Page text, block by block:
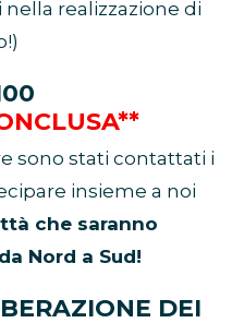
realizzazione di
sono stati contattati i
insieme a noi
che saranno
Nord a Sud!
DEI